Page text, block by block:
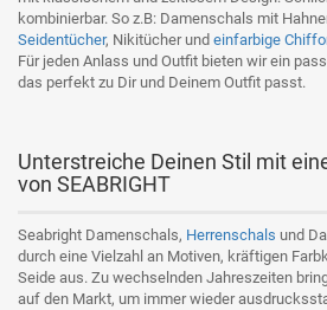
kombinierbar. So z.B: Damenschals mit
Seidentücher, Nikitücher und einfarbige
Für jeden Anlass und Outfit bieten wir ein
das perfekt zu Dir und Deinem Outfit passt.
Unterstreiche Deinen Stil mit
von SEABRIGHT
Seabright Damenschals, Herrenschals und
durch eine Vielzahl an Motiven, kräftigen
Seide aus. Zu wechselnden Jahreszeiten
auf den Markt, um immer wieder